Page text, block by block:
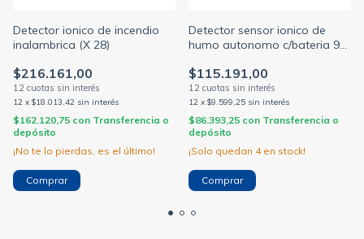
Detector ionico de incendio
inalambrica (X 28)
$216.161,00
12 x $18.013,42 sin interés
$162.120,75 con Transferencia o
depósito
¡No te lo pierdas, es el último!
Detector sensor ionico de
humo autonomo c/bateria 9v
$115.191,00
12 x $9.599,25 sin interés
$86.393,25 con Transferencia o
depósito
¡Solo quedan 4en stock!